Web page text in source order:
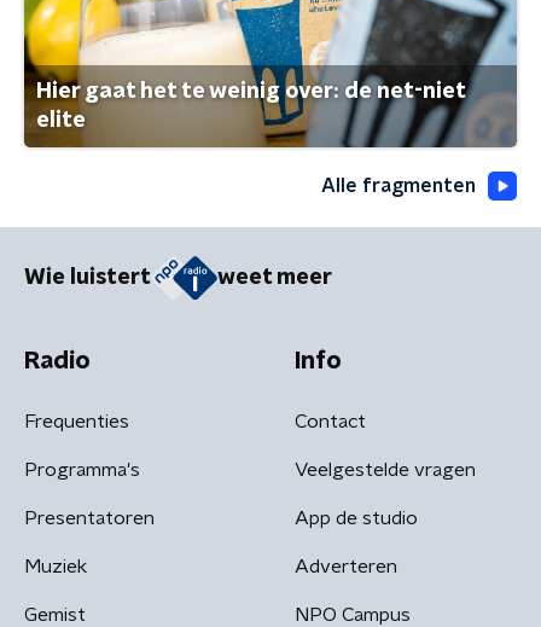
Hier gaat het te weinig over: de net-niet
elite
Alle fragmenten
Wie luistert weet meer
Radio
Frequenties
Programma's
Presentatoren
Muziek
Gemist
Info
Contact
Veelgestelde vragen
App de studio
Adverteren
NPO Campus